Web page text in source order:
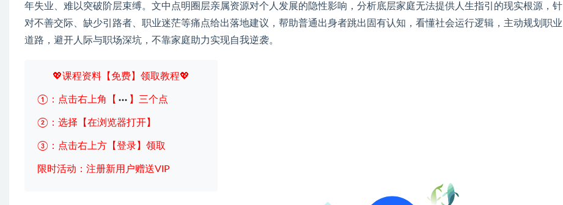
年失业、难以突破阶层束缚。文中点明圈层亲属资源对个人发展的隐性影响，分析底层家庭无法提供人生指引的现实根源，针
对不善交际、缺少引路者、职业迷茫等痛点给出落地建议，帮助普通出身者跳出固有认知，看懂社会运行逻辑，主动规划职业
道路，避开人际与职场深坑，不靠家庭助力实现自我逆袭。
💖课程资料【免费】领取教程💖
①：点击右上角【 】三个点
②：选择【在浏览器打开】
③：点击右上方【登录】领取
限时活动：注册新用户赠送VIP